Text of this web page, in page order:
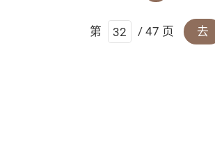
第 / 47 页 去